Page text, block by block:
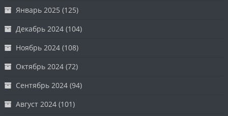
Январь 2025 (125)
Декабрь 2024 (104)
Ноябрь 2024 (108)
Октябрь 2024 (72)
Сентябрь 2024 (94)
Август 2024 (101)